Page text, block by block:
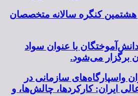
کنگره سالانه متخصصان
با عنوان سواد
واسپارگاه‌های سازمانی در
ایران: کارکردها، چالش‌ها، و